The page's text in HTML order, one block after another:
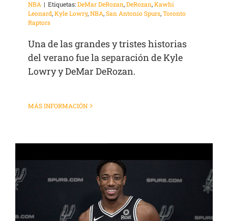
NBA | Etiquetas:DeMar DeRozan,DeRozan,Kawhi
Leonard,Kyle Lowry,NBA,San Antonio Spurs,Toronto
Raptors
Una de las grandes y tristes historias
del verano fue la separación de Kyle
Lowry y DeMar DeRozan.
MÁS INFORMACIÓN